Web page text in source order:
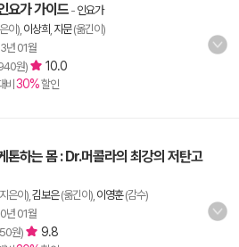
요가 가이드 - 인요가
이), 이상희 지문(옮긴이)
년 01월
원) 10.0
비 30%할인
톤하는 몸 : Dr.머콜라의 최강의 저탄고
은이), 김보은(옮긴이), 이영훈(감수)
년 01월
원) 9.8